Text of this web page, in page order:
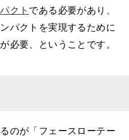
クト である必要があり、
パクトを実現するために
必要、ということです。
のが「フェースローテー